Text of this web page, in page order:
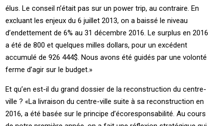
élus. Le conseil n’était pas sur un power trip, au contraire. En
excluant les enjeux du 6 juillet 2013, on a baissé le niveau
d’endettement de 6% au 31 décembre 2016. Le surplus en 2016
a été de 800 et quelques milles dollars, pour un excédent
accumulé de 926 444$. Nous avons été guidés par une volonté
ferme d’agir sur le budget.»
Et qu’en est-il du grand dossier de la reconstruction du centre-
ville ? «La livraison du centre-ville suite à sa reconstruction en
2016, a été basée sur le principe d’écoresponsabilité. Au cours